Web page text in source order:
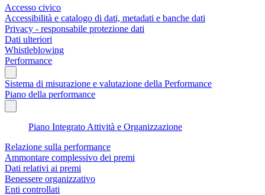
Accesso civico
Accessibilità e catalogo di dati, metadati e banche dati
Privacy - responsabile protezione dati
Dati ulteriori
Whistleblowing
Performance
Sistema di misurazione e valutazione della Performance
Piano della performance
Piano Integrato Attività e Organizzazione
Relazione sulla performance
Ammontare complessivo dei premi
Dati relativi ai premi
Benessere organizzativo
Enti controllati